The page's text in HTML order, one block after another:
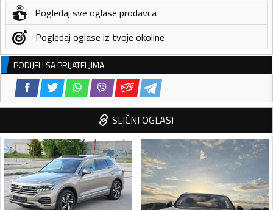
Pogledaj sve oglase prodavca
Pogledaj oglase iz tvoje okoline
PODIJELI SA PRIJATELJIMA
SLIČNI OGLASI